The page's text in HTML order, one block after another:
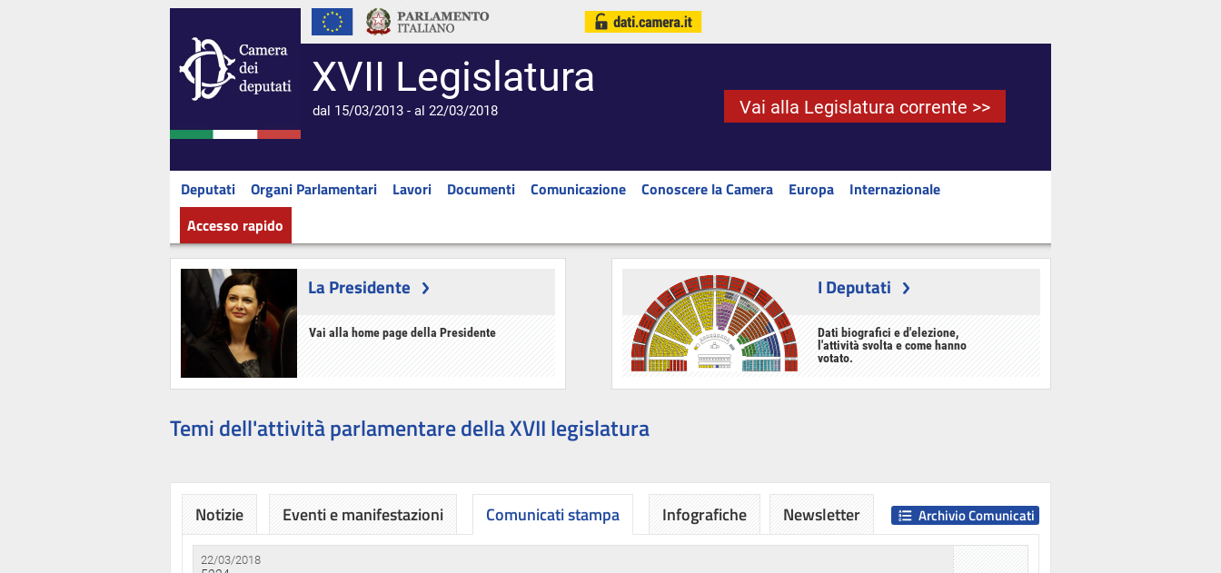
XVII Legislatura
dal 15/03/2013 - al 22/03/2018 Vai alla Legislatura corrente >>
Deputati Organi Parlamentari Lavori Documenti Comunicazione Conoscere la Camera Europa
Internazionale
Accesso rapido
La Presidente
Vai alla home page della Presidente
I Deputati
Dati biografici e d'elezione,
l'attività svolta e come hanno
votato.
Temi dell'attività parlamentare della XVII legislatura
Notizie Eventi e manifestazioni Comunicati stampa
22/03/2018
Archivio Comunicati
Infografiche Newsletter